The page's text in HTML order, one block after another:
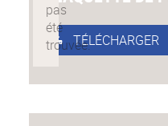
TÉLÉCHARGER